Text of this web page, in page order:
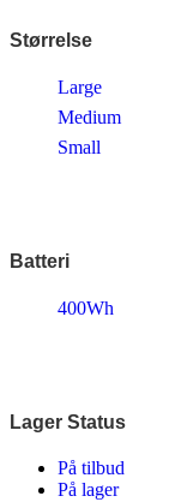
Størrelse
Large
Medium
Small
Batteri
400Wh
Lager Status
På tilbud
På lager